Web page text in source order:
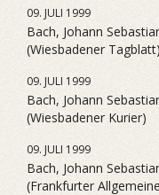
09. JULI 1999
Bach, Johann
(Wiesbadener Tagblatt)
09. JULI 1999
Bach, Johann
(Wiesbadener Kurier)
09. JULI 1999
Bach, Johann
(Frankfurter